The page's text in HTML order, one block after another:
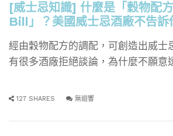
[威士忌知識] 什麼是「穀物配
Bill」？美國威士忌酒廠不告訴
經由穀物配方的調配，可創造出威士
有很多酒廠拒絕談論，為什麼不願意
127 SHARES 無迴響